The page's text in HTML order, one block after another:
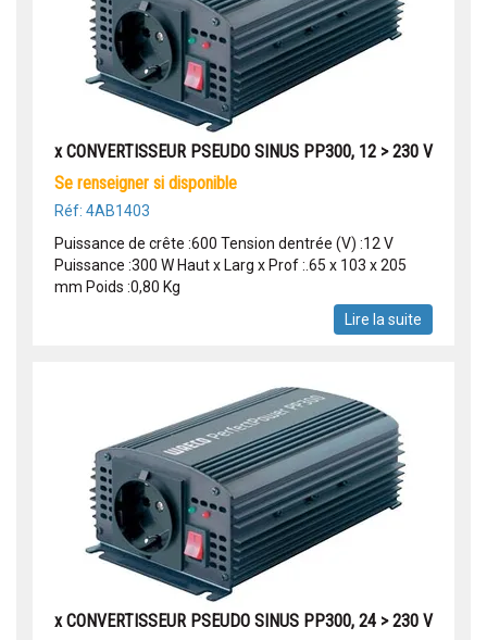
x CONVERTISSEUR PSEUDO SINUS PP300, 12 > 230 V
se renseigner si disponible
Réf: 4AB1403
Puissance de crête :600 Tension dentrée (V) :12 V
Puissance :300 W Haut x Larg x Prof :.65 x 103 x 205
mm Poids :0,80 Kg
Lire la suite
x CONVERTISSEUR PSEUDO SINUS PP300, 24 > 230 V